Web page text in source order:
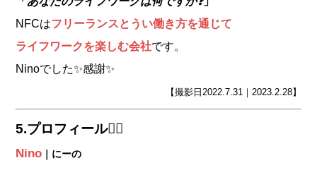
NFCはフリーランスとうい働き方を通じて
ライフワークを楽しむ会社です。
Ninoでした✨感謝✨
【撮影日2022.7.31｜2023.2.28】
5.プロフィール🤵‍♂️
Nino ｜にーの